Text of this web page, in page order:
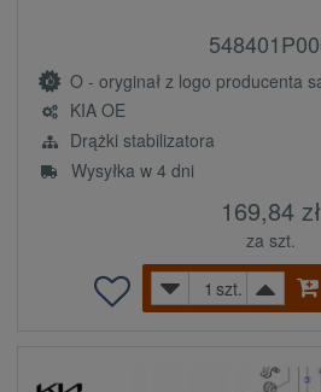
O - oryginał z logo producenta
KIA OE
Drążki stabilizatora
Wysyłka w 4 dni
169,84 zł
za szt.
szt.